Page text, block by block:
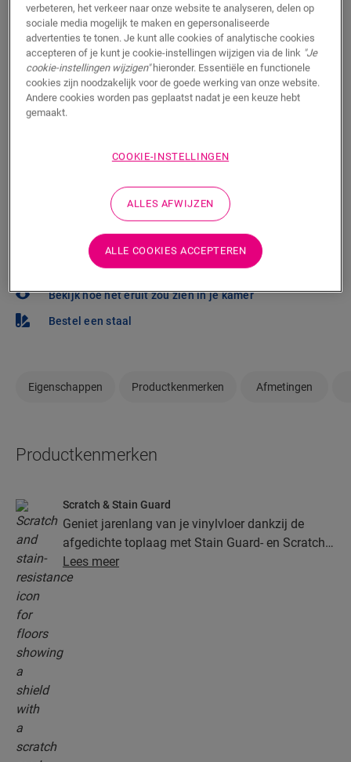
Vind een verkooppunt in de buurt
Wil je deze vloer graag in het echt te zien? Zit je nog
met vragen? Geen probleem! Er is altijd een Quick-Step
verkooppunt in je buurt.
Weet je niet zeker of deze vloer bij je stijl en
behoeften past?
Bekijk hoe het eruit zou zien in je kamer
Bestel een staal
Eigenschappen Productkenmerken Afmetingen
Productkenmerken
Scratch & Stain Guard
Geniet jarenlang van je vinylvloer dankzij de
afgedichte toplaag met Stain Guard- en Scratch
Guard-technologie. Deze laag biedt superieure
bescherming tegen krassen, vlekken, vuil en
Lees meer
verbeteren, het verkeer naar onze website te analyseren, delen op
sociale media mogelijk te maken en gepersonaliseerde
advertenties te tonen. Je kunt alle cookies of analytische cookies
accepteren of je kunt je cookie-instellingen wijzigen via de link "Je
cookie-instellingen wijzigen"hieronder. Essentiële en functionele
cookies zijn noodzakelijk voor de goede werking van onze website.
Andere cookies worden pas geplaatst nadat je een keuze hebt
gemaakt.
COOKIE-INSTELLINGEN
ALLES AFWIJZEN
ALLE COOKIES ACCEPTEREN